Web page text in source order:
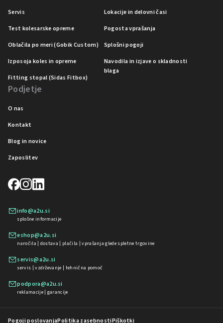
Servis
Test kolesarske opreme
Oblačila po meri (Gobik Custom)
Izposoja koles in opreme
Fitting stopal (Sidas Fitbox)
Lokacije in delovni časi
Pogosta vprašanja
Splošni pogoji
Navodila in izjave o skladnosti
blaga
Podjetje
O nas
Kontakt
Blog in novice
Zaposlitev
info@a2u.si
splošne informacije
eshop@a2u.si
naročila | dostava | plačila | vprašanja glede spletne trgovine
servis@a2u.si
servis | vzdrževanje | tehnična pomoč
podpora@a2u.si
reklamacije | garancije
Pogoji poslovanjaPolitika zasebnostiPiškotki